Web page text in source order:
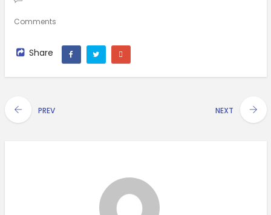
Comments
Share
PREV NEXT